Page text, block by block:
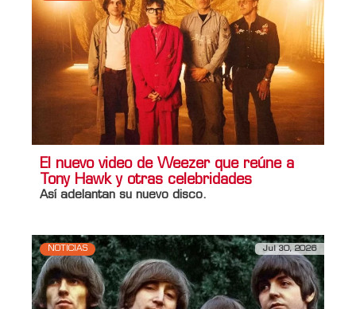
El nuevo video de Weezer que reúne a
Tony Hawk y otras celebridades
Así adelantan su nuevo disco.
NOTICIAS Jul 30, 2026